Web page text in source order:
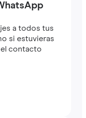
a todos tus
si estuvieras
contacto